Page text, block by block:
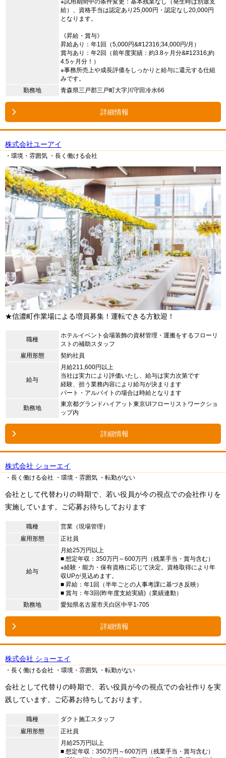
※試用期間中の条件変更：基本残業なし（発生時は別途支
給）、資格手当は認定あり25,000円・認定なし20,000円
となります。
《昇給・賞与》
昇給あり：年1回（5,000円&#12316;34,000円/月）
賞与あり：年2回（前年度実績：約3.8ヶ月分&#12316;約
4.5ヶ月分！）
※事務所売上や成長評価をしっかりと給与に還元する仕組
みです。
勤務地
青森県三戸郡三戸町大字川守田冷水66
詳細情報
株式会社ユーアイ
・環境・雰囲気 ・長く働ける会社
★信濃町作業場による増員募集！運転できる方歓迎！
職種
ホテルイベント会場装飾の資材管理・運搬をするフローリ
ストの補助スタッフ
雇用形態
契約社員
給与
月給211,600円以上
当社は実力により評価いたし、給与は実力次第です
経験、担う業務内容により給与が決まります
パート・アルバイトの場合は時給となります
勤務地
東京都グランドハイアット東京UIフローリストワークショ
ップ内
詳細情報
株式会社 ショーエイ
・長く働ける会社 ・環境・雰囲気 ・転勤がない
会社として代替わりの時期で、若い役員が今の視点での会社作りを
実施しています。ご応募お待ちしております
職種
営業（現場管理）
雇用形態
正社員
給与
月給25万円以上
■ 想定年収：350万円～600万円（残業手当・賞与含む）
※経験・能力・保有資格に応じて決定。資格取得により年
収UPが見込めます。
■ 昇給：年1回（半年ごとの人事考課に基づき反映）
■ 賞与：年3回(昨年度支給実績)（業績連動）
勤務地
愛知県名古屋市天白区中平1-705
詳細情報
株式会社 ショーエイ
・長く働ける会社 ・環境・雰囲気 ・転勤がない
会社として代替りの時期で、若い役員が今の視点での会社作りを実
践しています。ご応募お待ちしております。
職種
ダクト施工スタッフ
雇用形態
正社員
月給25万円以上
■ 想定年収：350万円～600万円（残業手当・賞与含む）